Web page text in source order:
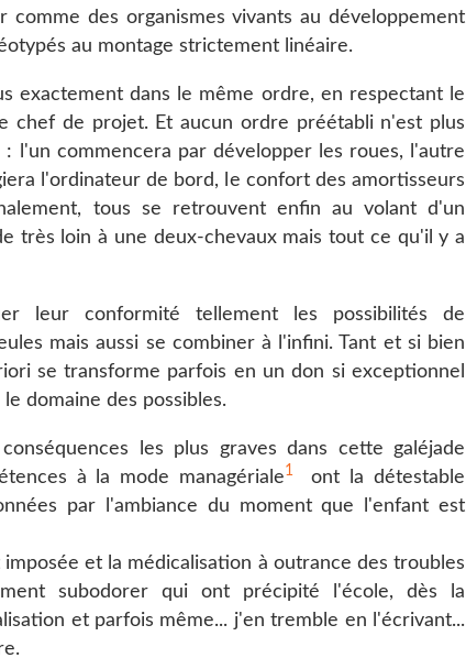
des organismes vivants au développement
au montage strictement linéaire.
exactement dans le même ordre, en respectant le
chef de projet. Et aucun ordre préétabli n'est plus
l'un commencera par développer les roues, l'autre
l'ordinateur de bord, le confort des amortisseurs
tous se retrouvent enfin au volant d'un
très loin à une deux-chevaux mais tout ce qu'il y a
leur conformité tellement les possibilités de
mais aussi se combiner à l'infini. Tant et si bien
se transforme parfois en un don si exceptionnel
domaine des possibles.
les plus graves dans cette galéjade
à la mode managériale1
ont la détestable
par l'ambiance du moment que l'enfant est
et la médicalisation à outrance des troubles
subodorer qui ont précipité l'école, dès la
et parfois même... j'en tremble en l'écrivant...